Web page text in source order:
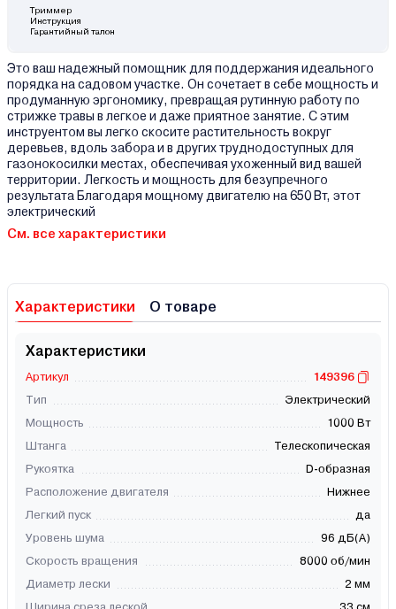
Триммер
Инструкция
Гарантийный талон
Это ваш надежный помощник для поддержания идеального
порядка на садовом участке. Он сочетает в себе мощность и
продуманную эргономику, превращая рутинную работу по
стрижке травы в легкое и даже приятное занятие. С этим
инструентом вы легко скосите растительность вокруг
деревьев, вдоль забора и в других труднодоступных для
газонокосилки местах, обеспечивая ухоженный вид вашей
территории. Легкость и мощность для безупречного
результата Благодаря мощному двигателю на 650 Вт, этот
электрический
См. все характеристики
Характеристики О товаре
Характеристики
Артикул
149396
Тип
Электрический
Мощность
1000 Вт
Штанга
Телескопическая
Рукоятка
D-образная
Расположение двигателя
Нижнее
Легкий пуск
да
Уровень шума
96 дБ(А)
Скорость вращения
8000 об/мин
Диаметр лески
2 мм